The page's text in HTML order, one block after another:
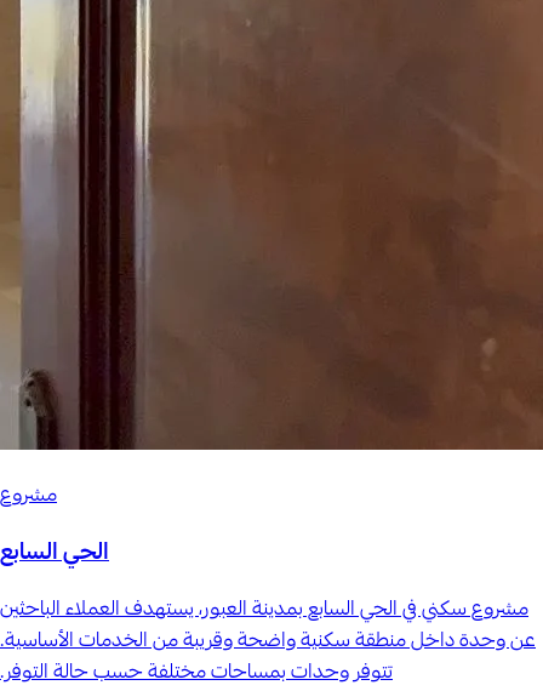
مشروع
الحي السابع
مشروع سكني في الحي السابع بمدينة العبور، يستهدف العملاء الباحثين
عن وحدة داخل منطقة سكنية واضحة وقريبة من الخدمات الأساسية.
تتوفر وحدات بمساحات مختلفة حسب حالة التوفر.